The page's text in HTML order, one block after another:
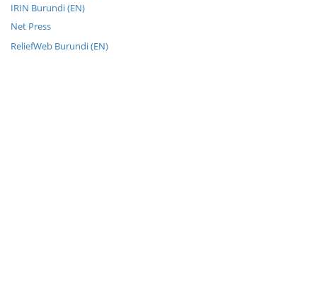
IRIN Burundi (EN)
Net Press
ReliefWeb Burundi (EN)